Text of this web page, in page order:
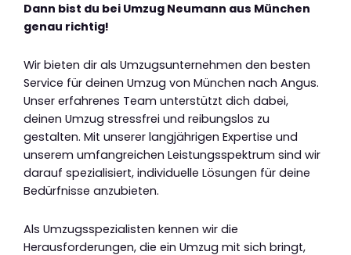
Dann bist du bei Umzug Neumann aus München
genau richtig!
Wir bieten dir als Umzugsunternehmen den besten
Service für deinen Umzug von München nach Angus.
Unser erfahrenes Team unterstützt dich dabei,
deinen Umzug stressfrei und reibungslos zu
gestalten. Mit unserer langjährigen Expertise und
unserem umfangreichen Leistungsspektrum sind wir
darauf spezialisiert, individuelle Lösungen für deine
Bedürfnisse anzubieten.
Als Umzugsspezialisten kennen wir die
Herausforderungen, die ein Umzug mit sich bringt,